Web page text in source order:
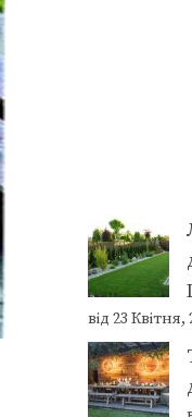
від 23 Квітня,